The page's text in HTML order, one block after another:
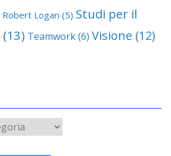
Robert Logan (5) Studi per il
(13) Teamwork(6) Visione (12)